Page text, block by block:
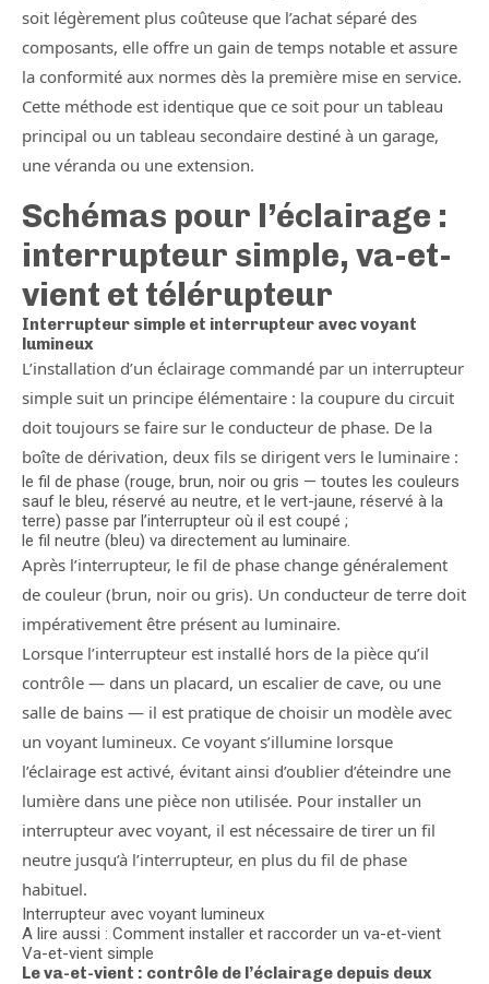
soit légèrement plus coûteuse que l’achat séparé des
composants, elle offre un gain de temps notable et assure
la conformité aux normes dès la première mise en service.
Cette méthode est identique que ce soit pour un tableau
principal ou un tableau secondaire destiné à un garage,
une véranda ou une extension.
Schémas pour l’éclairage :
interrupteur simple, va-et-
vient et télérupteur
Interrupteur simple et interrupteur avec voyant
lumineux
L’installation d’un éclairage commandé par un interrupteur
simple suit un principe élémentaire : la coupure du circuit
doit toujours se faire sur le conducteur de phase. De la
boîte de dérivation, deux fils se dirigent vers le luminaire :
le fil de phase (rouge, brun, noir ou gris — toutes les couleurs
sauf le bleu, réservé au neutre, et le vert-jaune, réservé à la
terre) passe par l’interrupteur où il est coupé ;
le fil neutre (bleu) va directement au luminaire.
Après l’interrupteur, le fil de phase change généralement
de couleur (brun, noir ou gris). Un conducteur de terre doit
impérativement être présent au luminaire.
Lorsque l’interrupteur est installé hors de la pièce qu’il
contrôle — dans un placard, un escalier de cave, ou une
salle de bains — il est pratique de choisir un modèle avec
un voyant lumineux. Ce voyant s’illumine lorsque
l’éclairage est activé, évitant ainsi d’oublier d’éteindre une
lumière dans une pièce non utilisée. Pour installer un
interrupteur avec voyant, il est nécessaire de tirer un fil
neutre jusqu’à l’interrupteur, en plus du fil de phase
habituel.
Interrupteur avec voyant lumineux
A lire aussi : Comment installer et raccorder un va-et-vient
Va-et-vient simple
Le va-et-vient : contrôle de l’éclairage depuis deux